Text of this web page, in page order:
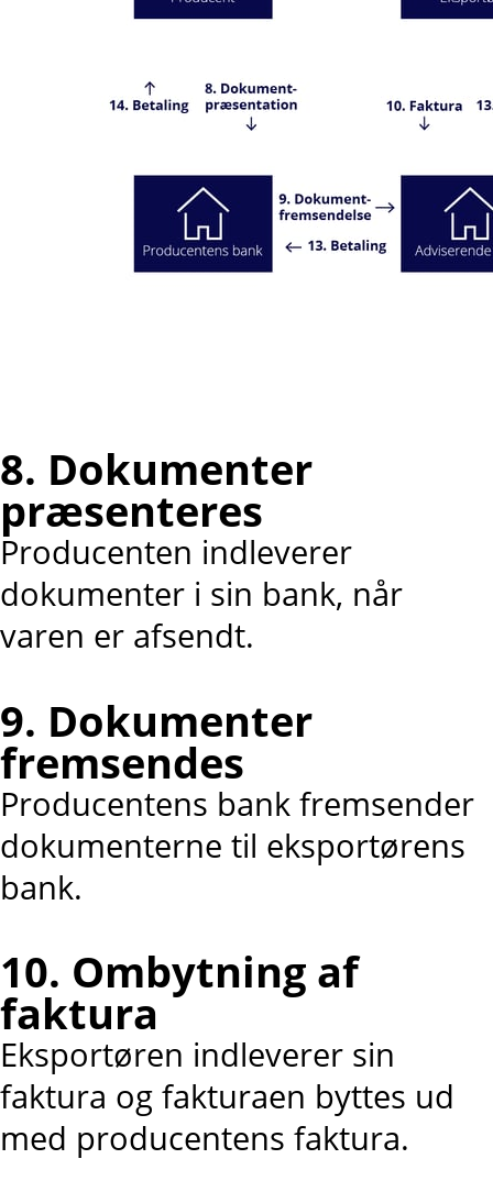
8. Dokumenter
præsenteres
Producenten indleverer
dokumenter i sin bank, når
varen er afsendt.
9. Dokumenter
fremsendes
Producentens bank fremsender
dokumenterne til eksportørens
bank.
10. Ombytning af
faktura
Eksportøren indleverer sin
faktura og fakturaen byttes ud
med producentens faktura.